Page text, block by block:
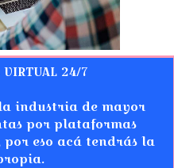
VIRTUAL 24/7
industria de mayor
por plataformas
eso acá tendrás la